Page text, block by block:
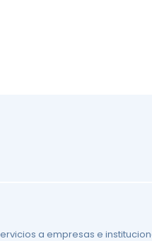
a empresas e